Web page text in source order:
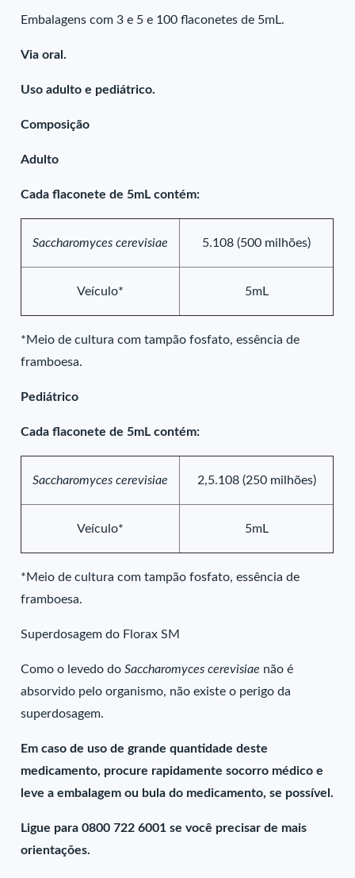
Embalagens com 3 e 5 e 100 flaconetes de 5mL.
Via oral.
Uso adulto e pediátrico.
Composição
Adulto
Cada flaconete de 5mL contém:
Saccharomyces cerevisiae 5.108 (500 milhões)
Veículo* 5mL
*Meio de cultura com tampão fosfato, essência de
framboesa.
Pediátrico
Cada flaconete de 5mL contém:
Saccharomyces cerevisiae 2,5.108 (250 milhões)
Veículo* 5mL
*Meio de cultura com tampão fosfato, essência de
framboesa.
Superdosagem do Florax SM
Como o levedo doSaccharomyces cerevisiae não é
absorvido pelo organismo, não existe o perigo da
superdosagem.
Em caso de uso de grande quantidade deste
medicamento, procure rapidamente socorro médico e
leve a embalagem ou bula do medicamento, se possível.
Ligue para 0800 722 6001 se você precisar de mais
orientações.